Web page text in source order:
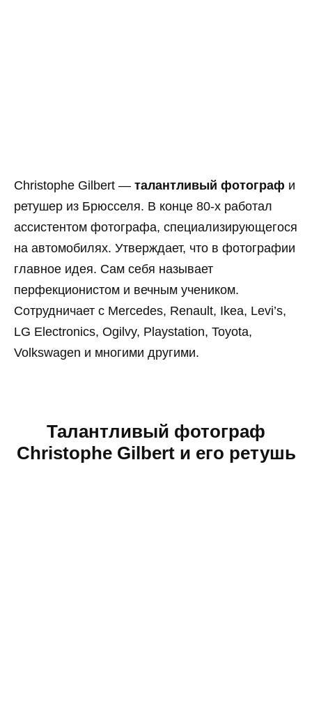
Christophe Gilbert — талантливый фотограф и
ретушер из Брюсселя. В конце 80-х работал
ассистентом фотографа, специализирующегося
на автомобилях. Утверждает, что в фотографии
главное идея. Сам себя называет
перфекционистом и вечным учеником.
Сотрудничает с Mercedes, Renault, Ikea, Levi’s,
LG Electronics, Ogilvy, Playstation, Toyota,
Volkswagen и многими другими.
Талантливый фотограф
Christophe Gilbert и его ретушь